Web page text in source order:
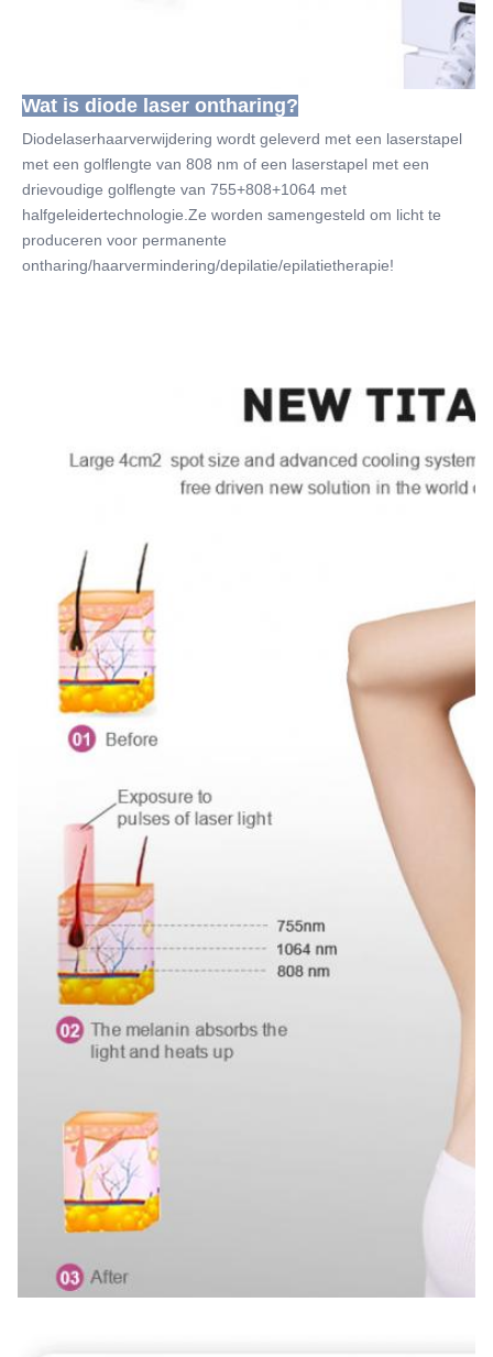
Wat is diode laser ontharing?
Diodelaserhaarverwijdering wordt geleverd met een laserstapel
met een golflengte van 808 nm of een laserstapel met een
drievoudige golflengte van 755+808+1064 met
halfgeleidertechnologie.Ze worden samengesteld om licht te
produceren voor permanente
ontharing/haarvermindering/depilatie/epilatietherapie!